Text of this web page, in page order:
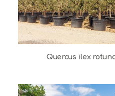
Quercus ilex